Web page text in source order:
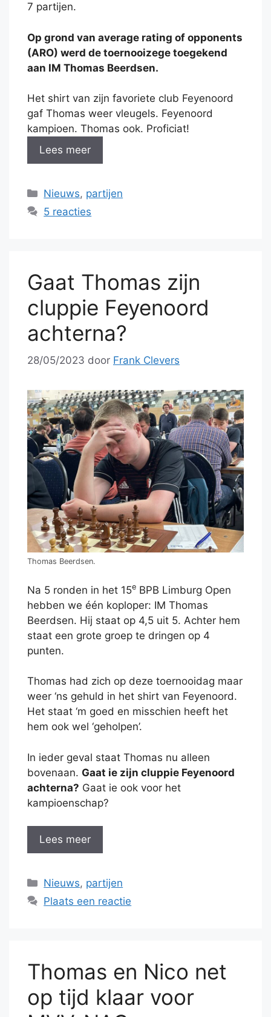
7 partijen.
Op grond van average rating of opponents
(ARO) werd de toernooizege toegekend
aan IM Thomas Beerdsen.
Het shirt van zijn favoriete club Feyenoord
gaf Thomas weer vleugels. Feyenoord
kampioen. Thomas ook. Proficiat!
Lees meer
Categorieën
Nieuws, partijen
5 reacties
Gaat Thomas zijn
cluppie Feyenoord
achterna?
28/05/2023 door Frank Clevers
Thomas Beerdsen.
Na 5 ronden in het 15e BPB Limburg Open
hebben we één koploper: IM Thomas
Beerdsen. Hij staat op 4,5 uit 5. Achter hem
staat een grote groep te dringen op 4
punten.
Thomas had zich op deze toernooidag maar
weer ‘ns gehuld in het shirt van Feyenoord.
Het staat ‘m goed en misschien heeft het
hem ook wel ‘geholpen’.
In ieder geval staat Thomas nu alleen
bovenaan. Gaat ie zijn cluppie Feyenoord
achterna? Gaat ie ook voor het
kampioenschap?
Lees meer
Categorieën
Nieuws, partijen
Plaats een reactie
Thomas en Nico net
op tijd klaar voor